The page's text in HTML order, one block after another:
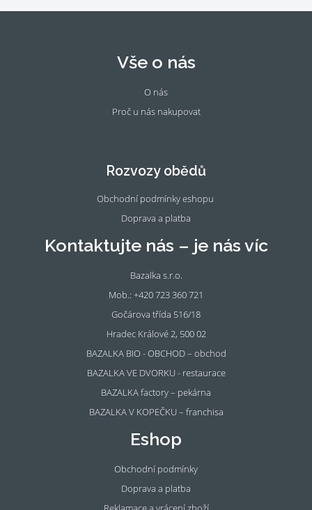
Vše o nás
O nás
Proč u nás nakupovat
k
m
Rozvozy obědů
Obchodní podmínky eshopu
Doprava a platba
Kontaktujte nás – je nás víc
Bazalka s.r.o.
Mob.: +420 723 360 721
Gočárova třída 516/18
Hradec Králové 2, 500 02
BAZALKA BIO - OBCHOD – obchod
BAZALKA VE DVORKU - restaurace
BAZALKA factory – pekárna
BAZALKA V KOPEČKU – franchisa
Eshop
Obchodní podmínky
Doprava a platba